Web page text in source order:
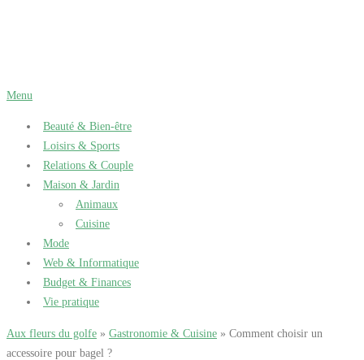
Menu
Beauté & Bien-être
Loisirs & Sports
Relations & Couple
Maison & Jardin
Animaux
Cuisine
Mode
Web & Informatique
Budget & Finances
Vie pratique
Aux fleurs du golfe » Gastronomie & Cuisine » Comment choisir un
accessoire pour bagel ?